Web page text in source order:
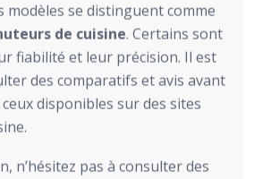
modèles se distinguent comme
de cuisine. Certains sont
fiabilité et leur précision. Il est
des comparatifs et avis avant
ceux disponibles sur des sites
n’hésitez pas à consulter des